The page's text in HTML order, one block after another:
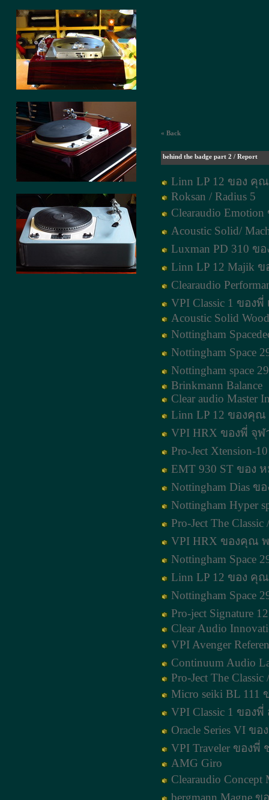
« Back
behind the badge part 2 / Report
Linn LP 12 ของ คุ
Roksan / Radius 5
Clearaudio
Acoustic Solid/
Luxman PD 310 ข
Linn LP 12 Majik
Clearaudio
VPI Classic 1 ของพี่
Acoustic Solid
Nottingham
Nottingham Space
Nottingham space
Brinkmann Balance
Clear audio Master
Linn LP 12 ของคุ
VPI HRX ของพี่ จุฬ
Pro-Ject Xtension-
EMT 930 ST ของ
Nottingham Dias
Nottingham Hyper
Pro-Ject The
VPI HRX ของคุณ
Nottingham Space
Linn LP 12 ของ คุ
Nottingham Space
Pro-ject Signature
Clear Audio
VPI Avenger
Continuum Audio
Pro-Ject The Classic
Micro seiki BL
VPI Classic 1 ของ
Oracle Series VI
VPI Traveler ของพี่
AMG Giro
Clearaudio
bergmann Magne